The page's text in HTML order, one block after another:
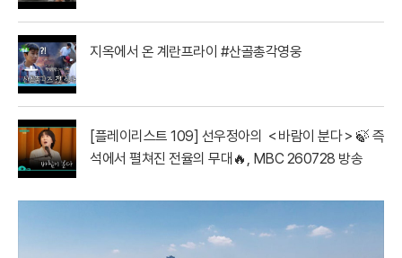
지옥에서 온 계란프라이 #산골총각영웅
[플레이리스트 109] 선우정아의 ＜바람이 분다＞🍃 즉
석에서 펼쳐진 전율의 무대🔥, MBC 260728 방송